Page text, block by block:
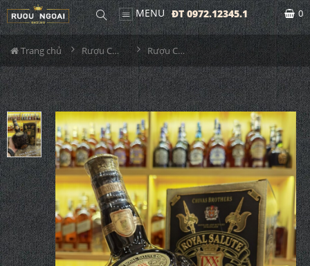
MENU ĐT 0972.12345.1 0
Trang chủ Rượu Chivas Rượu Chivas LXX Full Box